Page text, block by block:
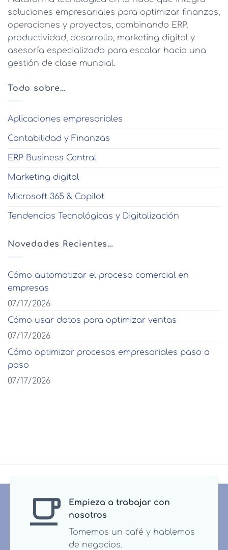
soluciones empresariales para optimizar finanzas,
operaciones y proyectos, combinando ERP,
productividad, desarrollo, marketing digital y
asesoría especializada para escalar hacia una
gestión de clase mundial.
Todo sobre…
Aplicaciones empresariales
Contabilidad y Finanzas
ERP Business Central
Marketing digital
Microsoft 365 & Copilot
Tendencias Tecnológicas y Digitalización
Novedades Recientes…
Cómo automatizar el proceso comercial en
empresas
07/17/2026
Cómo usar datos para optimizar ventas
07/17/2026
Cómo optimizar procesos empresariales paso a
paso
07/17/2026
Empieza a trabajar con
nosotros
Tomemos un café y hablemos
de negocios.